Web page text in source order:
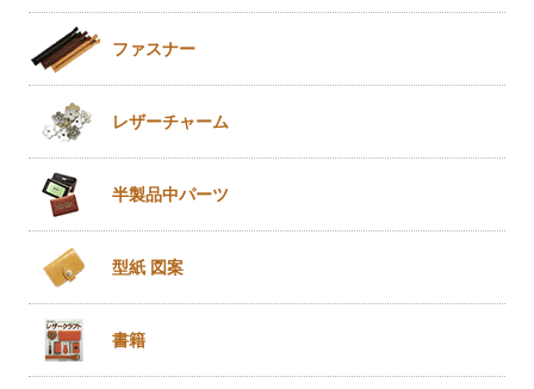
ファスナー
レザーチャーム
半製品中パーツ
型紙 図案
書籍